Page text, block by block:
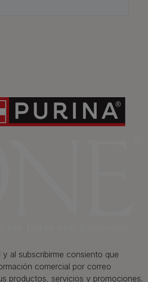
al subscribirme consiento que
comercial por correo
productos, servicios y promociones.
Contacta con Purina